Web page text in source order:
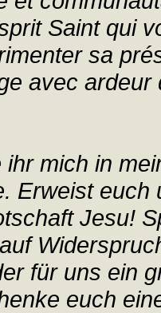
Saint qui
sa
avec
ihr mich in
Erweist
Jesu!
für uns ein
euch